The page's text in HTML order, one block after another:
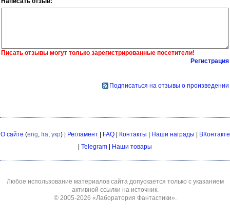
Писать отзывы могут только зарегистрированные посетители!
Регистрация
Подписаться на отзывы о произведении
О сайте (eng fra укр) | Регламент| FAQ| Контакты | Наши награды | ВКонтакте
| Telegram | Наши товары
Любое использование материалов сайта допускается только с указанием
активной ссылки на источник.
© 2005-2026 «Лаборатория Фантастики»